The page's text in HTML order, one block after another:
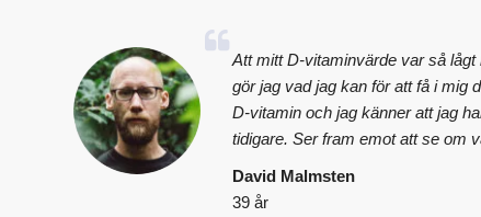
Att mitt D-vitaminvärde var så
gör jag vad jag kan för att få i mig
D-vitamin och jag känner att jag
tidigare. Ser fram emot att se om
David Malmsten
39 år